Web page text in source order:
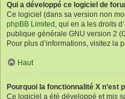
Qui a développé ce logiciel de
Ce logiciel (dans sa version non
phpBB Limited , qui en a les droits
publique générale GNU version 2
Pour plus d’informations, visitez la
Haut
Pourquoi la fonctionnalité X n’est
Ce logiciel a été développé et mis